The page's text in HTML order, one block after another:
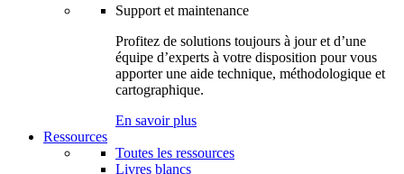
Support et maintenance
Profitez de solutions toujours à jour et d’une
équipe d’experts à votre disposition pour vous
apporter une aide technique, méthodologique et
cartographique.
En savoir plus
Ressources
Toutes les ressources
Livres blancs